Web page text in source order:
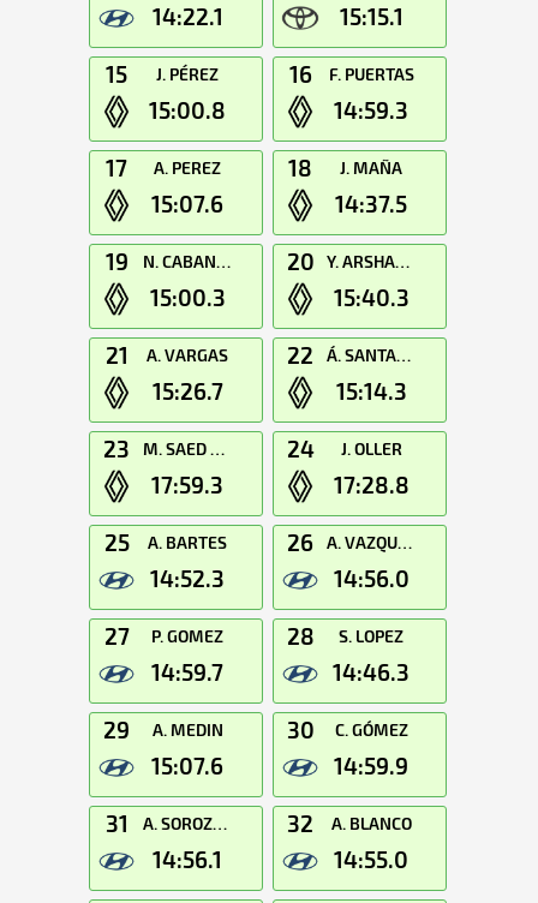
14:22.1 15:15.1
15 J. PÉREZ
15:00.8
16 F. PUERTAS
14:59.3
17 A. PEREZ
15:07.6
18 J. MAÑA
14:37.5
19 N. CABANES
15:00.3
20 Y. ARSHANSKIY
15:40.3
21 A. VARGAS
15:26.7
22 Á. SANTANA
15:14.3
23 M. SAED A Q
17:59.3
24 J. OLLER
17:28.8
25 A. BARTES
14:52.3
26 A. VAZQUEZ
14:56.0
27 P. GOMEZ
14:59.7
28 S. LOPEZ
14:46.3
29 A. MEDIN
15:07.6
30 C. GÓMEZ
14:59.9
31 A. SOROZABAL
14:56.1
32 A. BLANCO
14:55.0